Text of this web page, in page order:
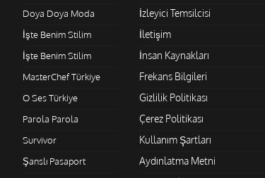
Doya Doya Moda
İşte Benim Stilim
İşte Benim Stilim
MasterChef Türkiye
O Ses Türkiye
Parola Parola
Survivor
Şanslı Pasaport
İzleyici Temsilcisi
İletişim
İnsan Kaynakları
Frekans Bilgileri
Gizlilik Politikası
Çerez Politikası
Kullanım Şartları
Aydınlatma Metni